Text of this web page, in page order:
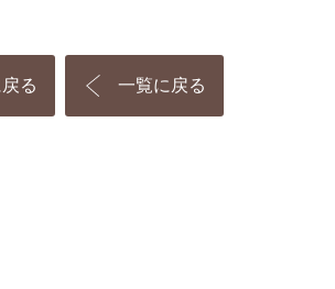
る 一覧に戻る